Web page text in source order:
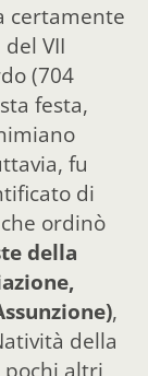
certamente
VII
(704
festa,
fu
di
che ordinò
della
,
della
pochi altri